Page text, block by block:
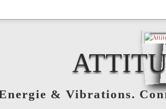
& Vibrations.